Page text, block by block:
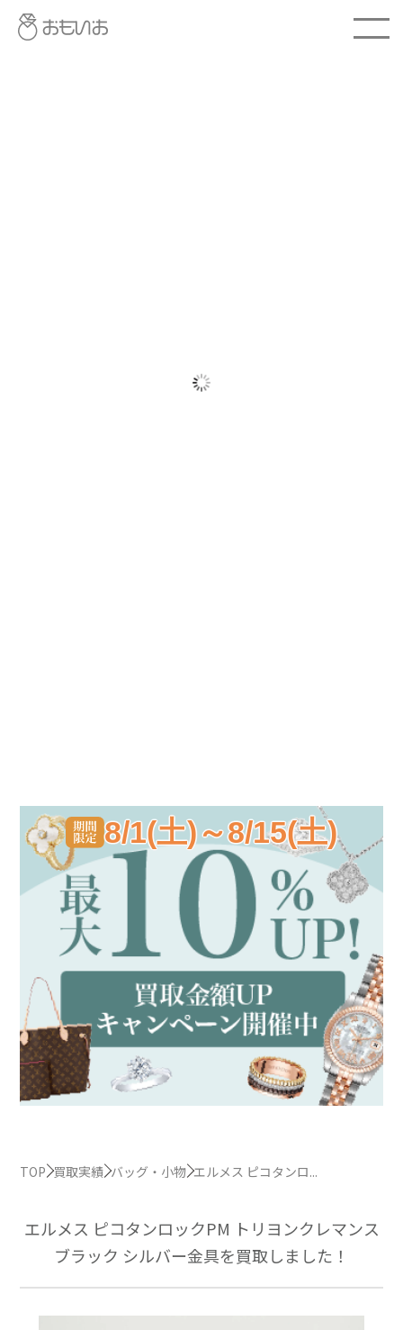
8/1(土)～8/15(土)
TOP 買取実績 バッグ・小物 エルメス ピコタンロ...
エルメス ピコタンロックPM トリヨンクレマンス
ブラック シルバー金具を買取しました！